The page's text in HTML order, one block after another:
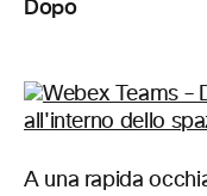
Dopo
A una rapida